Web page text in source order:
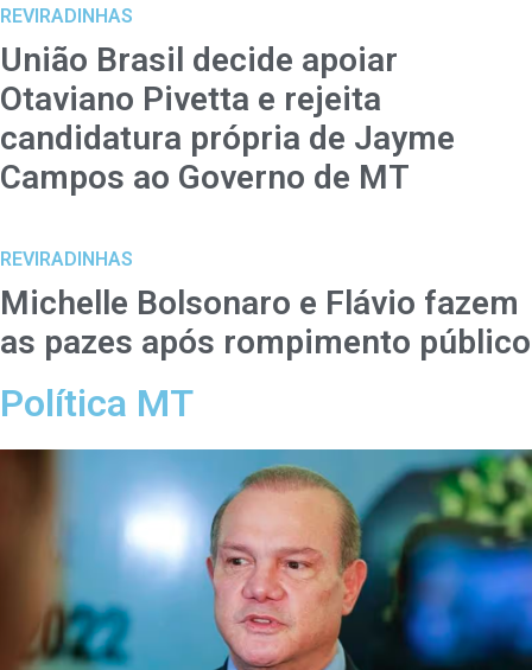
REVIRADINHAS
União Brasil decide apoiar
Otaviano Pivetta e rejeita
candidatura própria de Jayme
Campos ao Governo de MT
REVIRADINHAS
Michelle Bolsonaro e Flávio fazem
as pazes após rompimento público
Política MT